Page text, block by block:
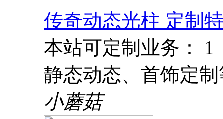
传奇动态光柱 定制
本站可定制业务： 1
静态动态、首饰定
小蘑菇